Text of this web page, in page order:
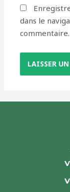
dans le
commentaire.